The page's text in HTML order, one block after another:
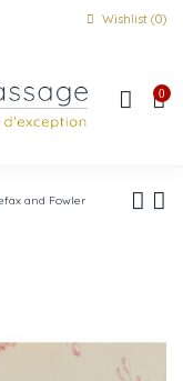
Wishlist (0)
0
and Fowler